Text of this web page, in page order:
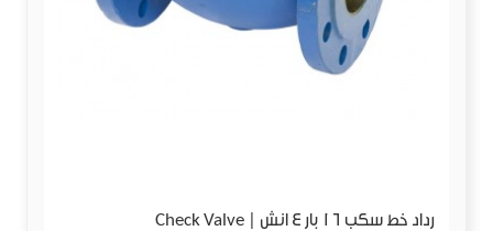
رداد خط سكب 16 بار 4 انش | Check Valve